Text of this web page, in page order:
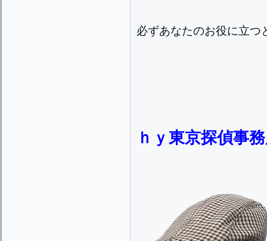
必ずあなたのお役に立つ
ｈｙ東京探偵事